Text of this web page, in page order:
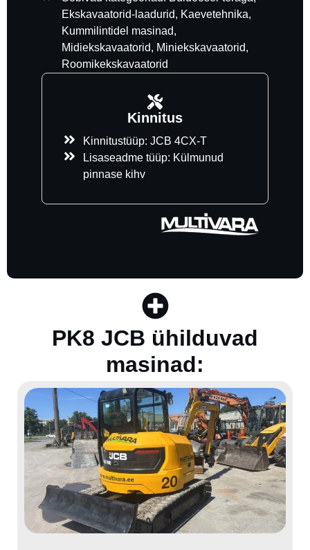
Ekskavaatorid-laadurid, Kaevetehnika,
Kummilintidel masinad,
Midiekskavaatorid, Miniekskavaatorid,
Roomikekskavaatorid
Kinnitus
Kinnitustüüp: JCB 4CX-T
Lisaseadme tüüp: Külmunud
pinnase kihv
PK8 JCB ühilduvad
masinad: